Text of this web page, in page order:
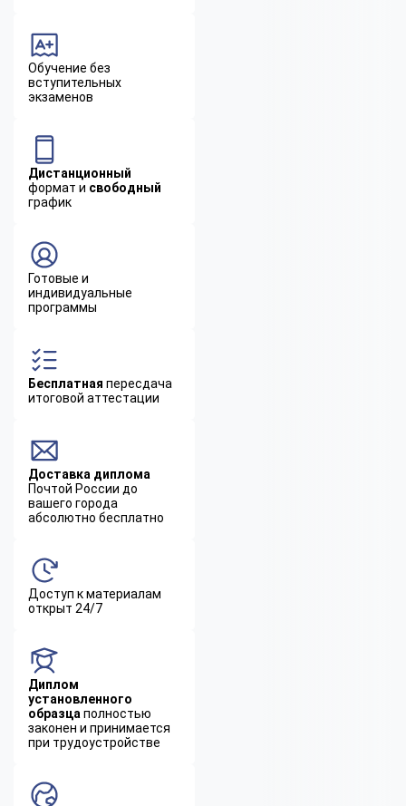
Обучение без
вступительных
экзаменов
Дистанционный
формат и свободный
график
Готовые и
индивидуальные
программы
Бесплатная пересдача
итоговой аттестации
Доставка диплома
Почтой России до
вашего города
абсолютно бесплатно
Доступ к материалам
открыт 24/7
Диплом
установленного
образца полностью
законен и принимается
при трудоустройстве